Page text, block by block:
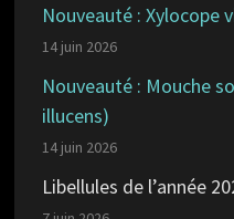
Nouveauté : Xylocope
14 juin 2026
Nouveauté : Mouche
illucens)
14 juin 2026
Libellules de l’année